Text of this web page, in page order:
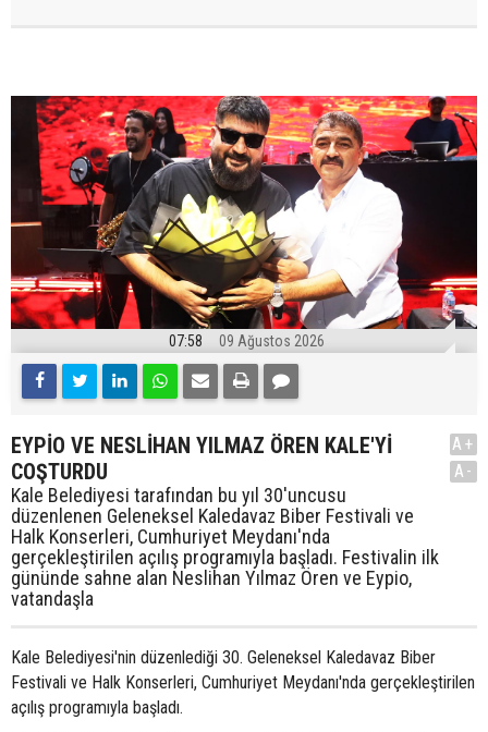
07:58 09 Ağustos 2026
EYPİO VE NESLİHAN YILMAZ ÖREN KALE'Yİ
COŞTURDU
Kale Belediyesi tarafından bu yıl 30'uncusu
düzenlenen Geleneksel Kaledavaz Biber Festivali ve
Halk Konserleri, Cumhuriyet Meydanı'nda
gerçekleştirilen açılış programıyla başladı. Festivalin ilk
gününde sahne alan Neslihan Yılmaz Ören ve Eypio,
vatandaşla
A+
A-
Kale Belediyesi'nin düzenlediği 30. Geleneksel Kaledavaz Biber
Festivali ve Halk Konserleri, Cumhuriyet Meydanı'nda gerçekleştirilen
açılış programıyla başladı.